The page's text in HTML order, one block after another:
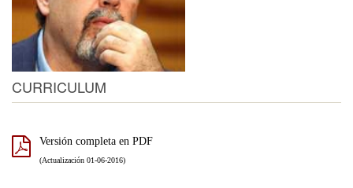
CURRICULUM
Versión completa en PDF
(Actualización 01-06-2016)